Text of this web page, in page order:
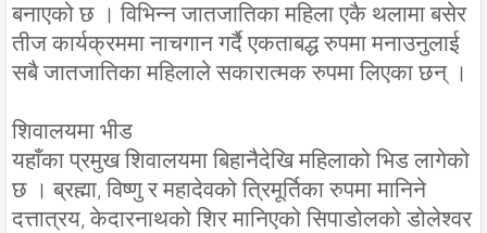
बनाएको छ । विभिन्न जातजातिका महिला एकै थलामा बसेर
तीज कार्यक्रममा नाचगान गर्दै एकताबद्ध रुपमा मनाउनुलाई
सबै जातजातिका महिलाले सकारात्मक रुपमा लिएका छन् ।
शिवालयमा भीड
यहाँका प्रमुख शिवालयमा बिहानैदेखि महिलाको भिड लागेको
छ । ब्रह्मा, विष्णु र महादेवको त्रिमूर्तिका रुपमा मानिने
दत्तात्रय, केदारनाथको शिर मानिएको सिपाडोलको डोलेश्वर